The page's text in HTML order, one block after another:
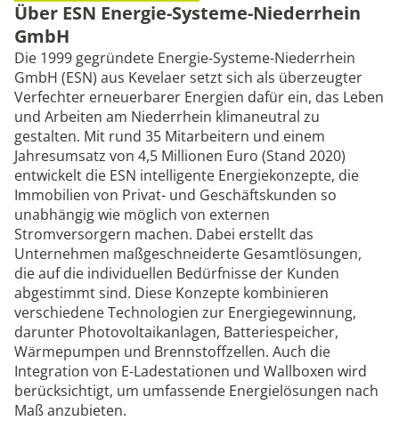
Über ESN Energie-Systeme-Niederrhein
GmbH
Die 1999 gegründete Energie-Systeme-Niederrhein
GmbH (ESN) aus Kevelaer setzt sich als überzeugter
Verfechter erneuerbarer Energien dafür ein, das Leben
und Arbeiten am Niederrhein klimaneutral zu
gestalten. Mit rund 35 Mitarbeitern und einem
Jahresumsatz von 4,5 Millionen Euro (Stand 2020)
entwickelt die ESN intelligente Energiekonzepte, die
Immobilien von Privat- und Geschäftskunden so
unabhängig wie möglich von externen
Stromversorgern machen. Dabei erstellt das
Unternehmen maßgeschneiderte Gesamtlösungen,
die auf die individuellen Bedürfnisse der Kunden
abgestimmt sind. Diese Konzepte kombinieren
verschiedene Technologien zur Energiegewinnung,
darunter Photovoltaikanlagen, Batteriespeicher,
Wärmepumpen und Brennstoffzellen. Auch die
Integration von E-Ladestationen und Wallboxen wird
berücksichtigt, um umfassende Energielösungen nach
Maß anzubieten.